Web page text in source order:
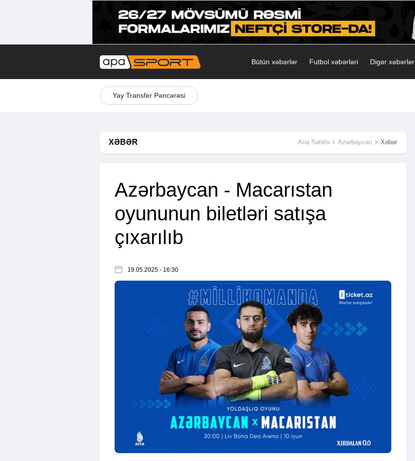
Bütün xəbərlər Futbol xəbərləri Digər xəbərlər
Yay Transfer Pəncərəsi
XƏBƏR Ana Səhifə Azərbaycan Xəbər
Azərbaycan - Macarıstan
oyununun biletləri satışa
çıxarılıb
19.05.2025 - 16:30